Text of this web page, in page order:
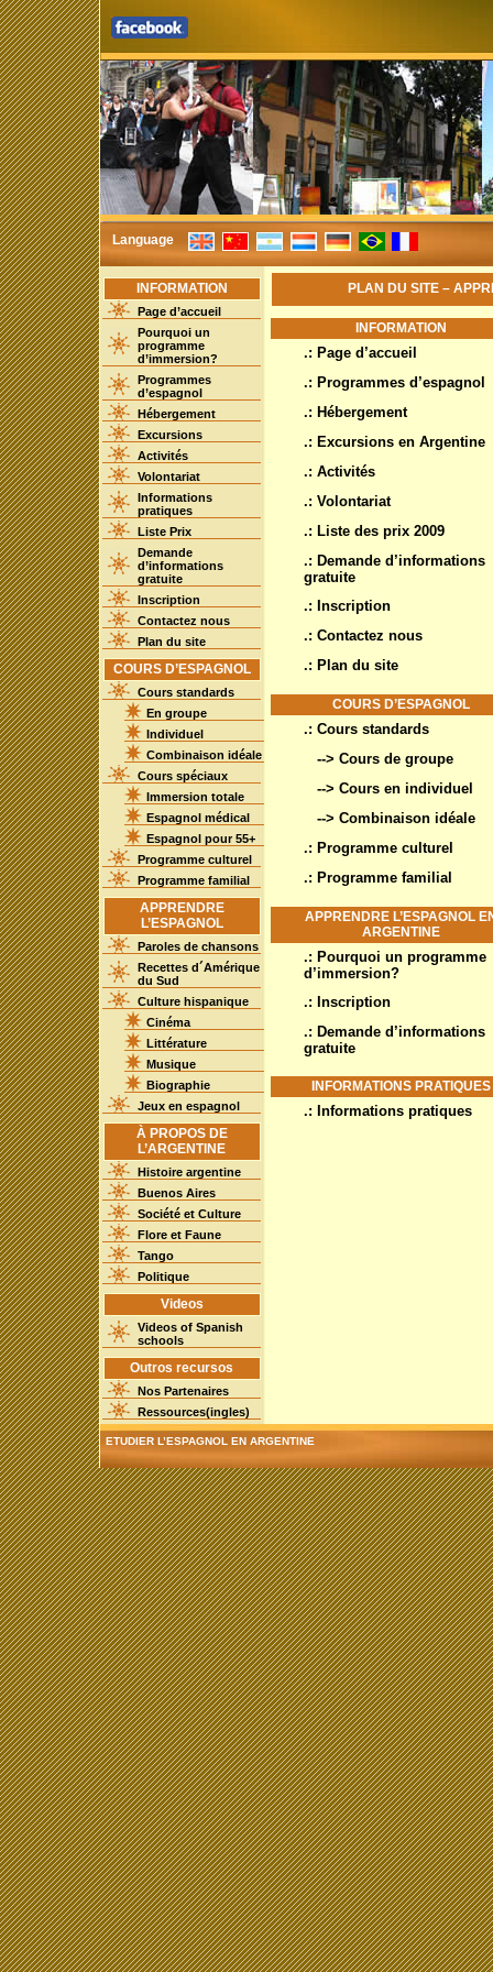
Language
INFORMATION
Page d’accueil
Pourquoi un
programme
d’immersion?
Programmes
d’espagnol
Hébergement
Excursions
Activités
Volontariat
Informations
pratiques
Liste Prix
Demande
d’informations
gratuite
Inscription
Contactez nous
Plan du site
COURS D’ESPAGNOL
Cours standards
En groupe
Individuel
Combinaison idéale
Cours spéciaux
Immersion totale
Espagnol médical
Espagnol pour 55+
Programme culturel
Programme familial
APPRENDRE
L’ESPAGNOL
Paroles de chansons
Recettes d´Amérique
du Sud
Culture hispanique
Cinéma
Littérature
Musique
Biographie
Jeux en espagnol
À PROPOS DE
L’ARGENTINE
Histoire argentine
Buenos Aires
Société et Culture
Flore et Faune
Tango
Politique
Videos
Videos of Spanish
schools
Outros recursos
Nos Partenaires
Ressources(ingles)
PLAN DU SITE –
INFORMATION
.: Page d’accueil
.: Programmes d’espagnol
.: Hébergement
.: Excursions en Argentine
.: Activités
.: Volontariat
.: Liste des prix 2009
.: Demande d’informations
gratuite
.: Inscription
.: Contactez nous
.: Plan du site
COURS D’ESPAGNOL
.: Cours standards
--> Cours de groupe
--> Cours en individuel
--> Combinaison idéale
.: Programme culturel
.: Programme familial
APPRENDRE L’ESPAGNOL
ARGENTINE
.: Pourquoi un programme
d’immersion?
.: Inscription
.: Demande d’informations
gratuite
INFORMATIONS PRATIQUES
.: Informations pratiques
ETUDIER L’ESPAGNOL EN ARGENTINE